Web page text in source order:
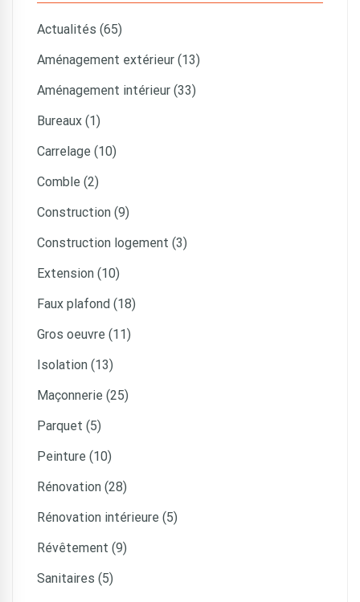
Actualités (65)
Aménagement extérieur (13)
Aménagement intérieur (33)
Bureaux (1)
Carrelage (10)
Comble (2)
Construction (9)
Construction logement (3)
Extension (10)
Faux plafond (18)
Gros oeuvre (11)
Isolation (13)
Maçonnerie (25)
Parquet (5)
Peinture (10)
Rénovation (28)
Rénovation intérieure (5)
Révêtement (9)
Sanitaires (5)